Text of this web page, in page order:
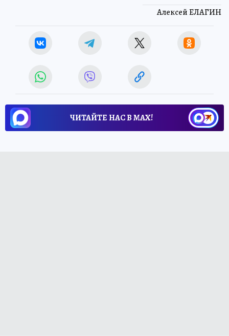
Алексей ЕЛАГИН
ЧИТАЙТЕ НАС В МАХ!